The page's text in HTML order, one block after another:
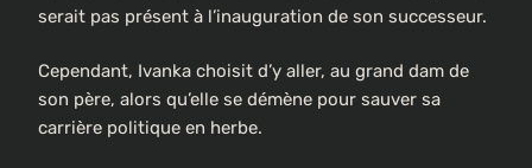
serait pas présent à l’inauguration de son successeur.
Cependant, Ivanka choisit d’y aller, au grand dam de
son père, alors qu’elle se démène pour sauver sa
carrière politique en herbe.